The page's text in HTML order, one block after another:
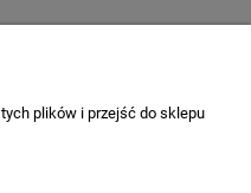
plików i przejść do sklepu